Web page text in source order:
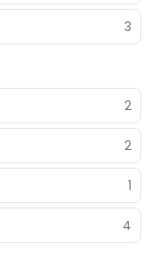
3
2
2
1
4